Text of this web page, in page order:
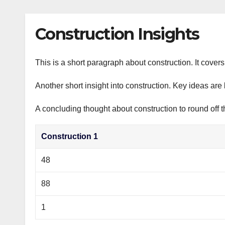
Construction Insights
This is a short paragraph about construction. It
Another short insight into construction. Key ideas
A concluding thought about construction to round off
Construction 1
48
88
1